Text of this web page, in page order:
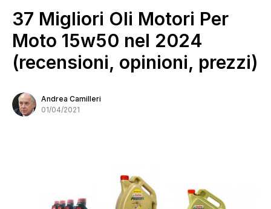
37 Migliori Oli Motori Per
Moto 15w50 nel 2024
(recensioni, opinioni, prezzi)
Andrea Camilleri
01/04/2021